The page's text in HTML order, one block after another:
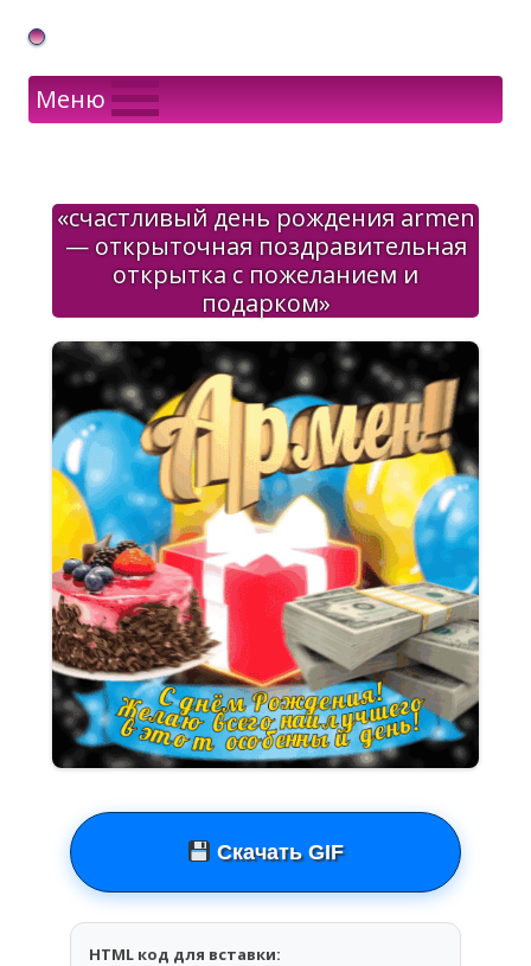
Gif Открытки в подарок
Меню
«счастливый день рождения armen
— открыточная поздравительная
открытка с пожеланием и
подарком»
Скачать GIF
HTML код для вставки: